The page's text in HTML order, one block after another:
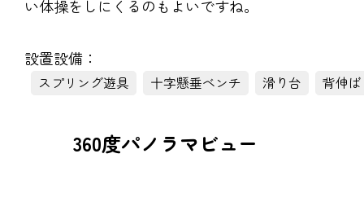
い体操をしにくるのもよいですね。
設置設備：
スプリング遊具 十字懸垂ベンチ 滑り台 背伸
360度パノラマビュー